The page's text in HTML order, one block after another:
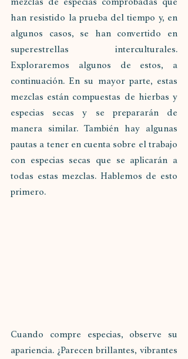
han resistido la prueba del tiempo y, en
algunos casos, se han convertido en
superestrellas interculturales.
Exploraremos algunos de estos, a
continuación. En su mayor parte, estas
mezclas están compuestas de hierbas y
especias secas y se prepararán de
manera similar. También hay algunas
pautas a tener en cuenta sobre el trabajo
con especias secas que se aplicarán a
todas estas mezclas. Hablemos de esto
primero.
Cuando compre especias, observe su
apariencia. ¿Parecen brillantes, vibrantes